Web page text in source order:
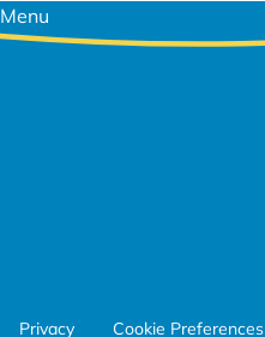
Footer
navigatie
Menu
Footer
Privacy Cookie Preferences